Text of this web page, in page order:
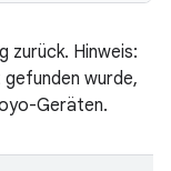
zurück. Hinweis:
wurde,
Geräten.